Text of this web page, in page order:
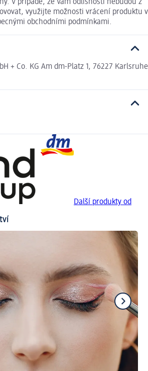
V případě, že Vám odlišnosti nebudou z
využijte možnosti vrácení produktu v
obchodními podmínkami.
+ Co. KG Am dm-Platz 1, 76227 Karlsruhe
Další produkty od